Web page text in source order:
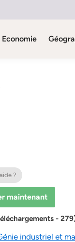
Economie
?
maintenant
-
industriel et